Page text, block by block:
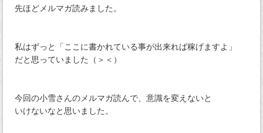
先ほどメルマガ読みました。
私はずっと「ここに書かれている事が出来れば稼げますよ」
だと思っていました（＞＜）
今回の小雪さんのメルマガ読んで、意識を変えないと
いけないなと思いました。